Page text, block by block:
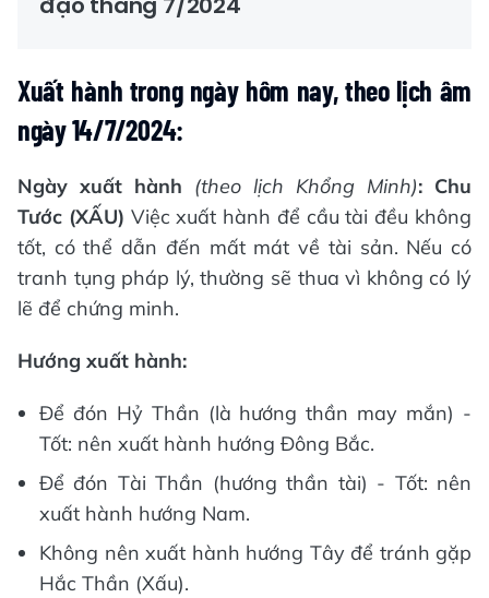
Xuất hành trong ngày hôm nay, theo lịch âm
ngày 14/7/2024:
Ngày xuất hành (theo lịch Khổng Minh): Chu
Tước (XẤU) Việc xuất hành để cầu tài đều không
tốt, có thể dẫn đến mất mát về tài sản. Nếu có
tranh tụng pháp lý, thường sẽ thua vì không có lý
lẽ để chứng minh.
Hướng xuất hành:
Để đón Hỷ Thần (là hướng thần may mắn) -
Tốt: nên xuất hành hướng Đông Bắc.
Để đón Tài Thần (hướng thần tài) - Tốt: nên
xuất hành hướng Nam.
Không nên xuất hành hướng Tây để tránh gặp
Hắc Thần (Xấu).